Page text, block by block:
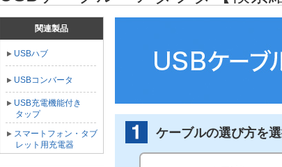
ケーブルの選び方を
関連製品
USBハブ
USBコンバータ
USB充電機能付き
タップ
スマートフォン・タブ
レット用充電器